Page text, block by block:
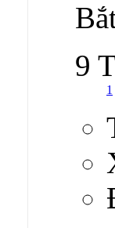
9
1